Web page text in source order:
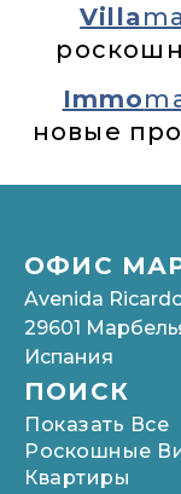
Villa
Immo
новые
ОФИС
Avenida
29601
Испания
ПОИСК
Показать Все
Роскошные
Квартиры